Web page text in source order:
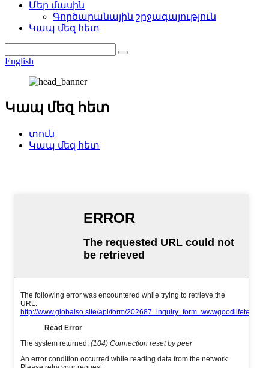
Մեր մասին
Գործարանային շրջագայություն
Կապ մեզ հետ
English
Կապ մեզ հետ
տուն
Կապ մեզ հետ